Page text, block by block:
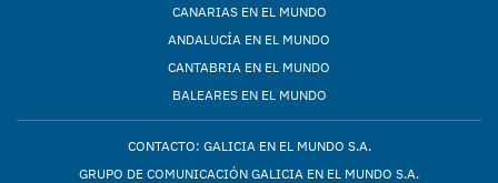
CANARIAS EN EL MUNDO
ANDALUCÍA EN EL MUNDO
CANTABRIA EN EL MUNDO
BALEARES EN EL MUNDO
CONTACTO: GALICIA EN EL MUNDO S.A.
GRUPO DE COMUNICACIÓN GALICIA EN EL MUNDO S.A.